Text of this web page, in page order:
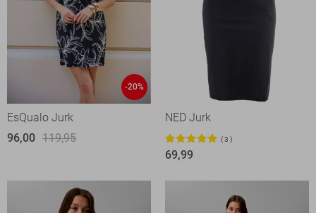
-20%
EsQualo Jurk
96,00 119,95
NED Jurk
3
69,99